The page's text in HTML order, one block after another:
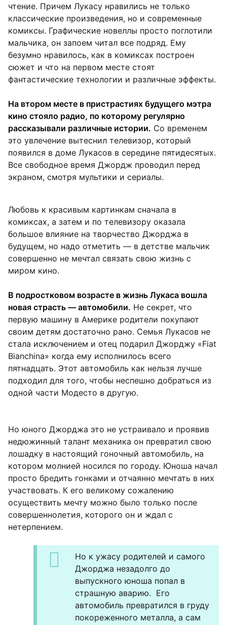
чтение. Причем Лукасу нравились не только
классические произведения, но и современные
комиксы. Графические новеллы просто поглотили
мальчика, он запоем читал все подряд. Ему
безумно нравилось, как в комиксах построен
сюжет и что на первом месте стоят
фантастические технологии и различные эффекты.
На втором месте в пристрастиях будущего мэтра
кино стояло радио, по которому регулярно
рассказывали различные истории. Со временем
это увлечение вытеснил телевизор, который
появился в доме Лукасов в середине пятидесятых.
Все свободное время Джордж проводил перед
экраном, смотря мультики и сериалы.
Любовь к красивым картинкам сначала в
комиксах, а затем и по телевизору оказала
большое влияние на творчество Джорджа в
будущем, но надо отметить — в детстве мальчик
совершенно не мечтал связать свою жизнь с
миром кино.
В подростковом возрасте в жизнь Лукаса вошла
новая страсть — автомобили. Не секрет, что
первую машину в Америке родители покупают
своим детям достаточно рано. Семья Лукасов не
стала исключением и отец подарил Джорджу «Fiat
Bianchina» когда ему исполнилось всего
пятнадцать. Этот автомобиль как нельзя лучше
подходил для того, чтобы неспешно добраться из
одной части Модесто в другую.
Но юного Джорджа это не устраивало и проявив
недюжинный талант механика он превратил свою
лошадку в настоящий гоночный автомобиль, на
котором молнией носился по городу. Юноша начал
просто бредить гонками и отчаянно мечтать в них
участвовать. К его великому сожалению
осуществить мечту можно было только после
совершеннолетия, которого он и ждал с
нетерпением.
Но к ужасу родителей и самого
Джорджа незадолго до
выпускного юноша попал в
страшную аварию. Его
автомобиль превратился в груду
покореженного металла, а сам